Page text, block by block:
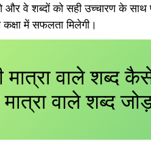
और वे शब्दों को सही उच्चारण के
में सफलता मिलेगी।
मात्रा वाले शब्द
वाले शब्द